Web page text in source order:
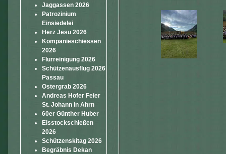
Jaggassen 2026
Patrozinium
Einsiedelei
Herz Jesu 2026
Kompanieschiessen
2026
Flurreinigung 2026
Schützenausflug 2026
Passau
Ostergrab 2026
Andreas Hofer Feier
St. Johann in Ahrn
60er Günther Huber
Eisstockschießen
2026
Schützenskitag 2026
Begräbnis Dekan